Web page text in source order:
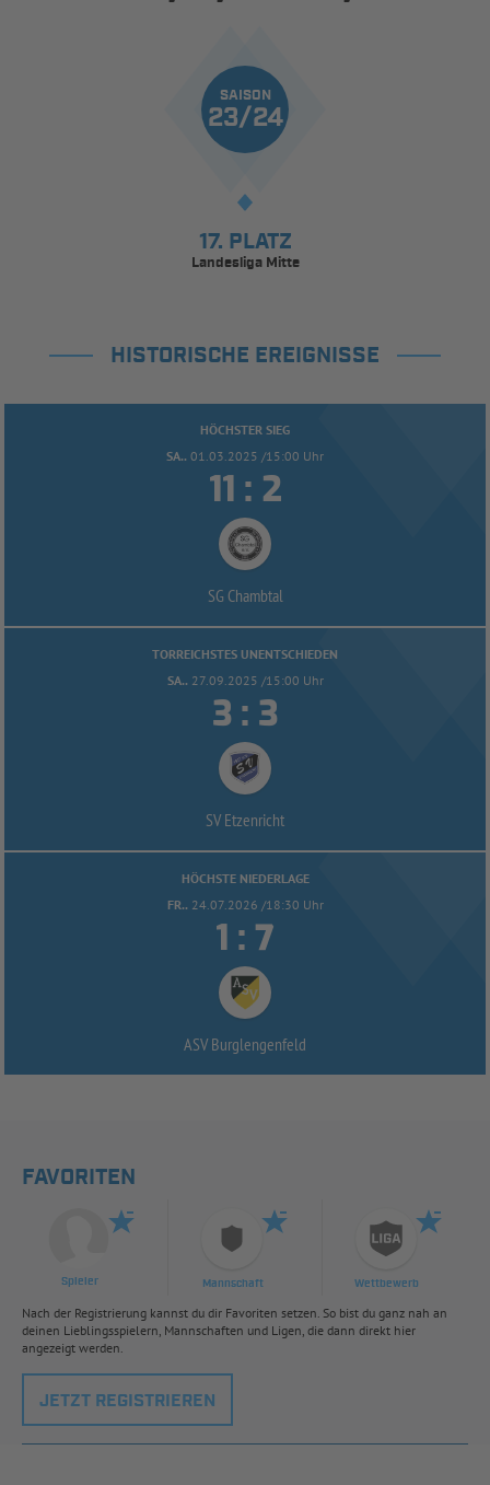
SAISON
23/24
17. PLATZ
Landesliga Mitte
HISTORISCHE EREIGNISSE
HÖCHSTER SIEG
SA.. 01.03.2025 /15:00 Uhr
 : 
SG Chambtal
TORREICHSTES UNENTSCHIEDEN
SA.. 27.09.2025 /15:00 Uhr
 : 
SV Etzenricht
HÖCHSTE NIEDERLAGE
FR.. 24.07.2026 /18:30 Uhr
 : 
ASV Burglengenfeld
FAVORITEN
Spieler Mannschaft Wettbewerb
Nach der Registrierung kannst du dir Favoriten setzen. So bist du ganz nah an
deinen Lieblingsspielern, Mannschaften und Ligen, die dann direkt hier
angezeigt werden.
JETZT REGISTRIEREN